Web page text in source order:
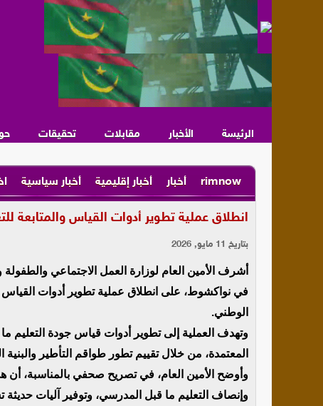
الرئيسة الأخبار مقابلات تحقيقات
rimnow أخبار أخبار إقليمية أخبار سياسية
انطلاق عملية تطوير أدوات القياس والمتابعة
بتاريخ 11 مايو, 2026
أشرف الأمين العام لوزارة العمل الاجتماعي والطفولة
في نواكشوط، على انطلاق عملية تطوير أدوات القياس
الوطني.
وتهدف العملية إلى تطوير أدوات قياس جودة التعليم
المعتمدة، من خلال تقييم تطور طواقم التأطير
وأوضح الأمين العام، في تصريح صحفي بالمناسبة، أن
وإنصاف التعليم ما قبل المدرسي، وتوفير آليات